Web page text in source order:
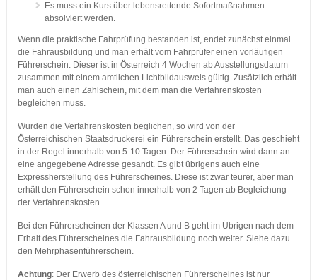
Es muss ein Kurs über lebensrettende Sofortmaßnahmen
absolviert werden.
Wenn die praktische Fahrprüfung bestanden ist, endet zunächst einmal
die Fahrausbildung und man erhält vom Fahrprüfer einen vorläufigen
Führerschein. Dieser ist in Österreich 4 Wochen ab Ausstellungsdatum
zusammen mit einem amtlichen Lichtbildausweis gültig. Zusätzlich erhält
man auch einen Zahlschein, mit dem man die Verfahrenskosten
begleichen muss.
Wurden die Verfahrenskosten beglichen, so wird von der
Österreichischen Staatsdruckerei ein Führerschein erstellt. Das geschieht
in der Regel innerhalb von 5-10 Tagen. Der Führerschein wird dann an
eine angegebene Adresse gesandt. Es gibt übrigens auch eine
Expressherstellung des Führerscheines. Diese ist zwar teurer, aber man
erhält den Führerschein schon innerhalb von 2 Tagen ab Begleichung
der Verfahrenskosten.
Bei den Führerscheinen der Klassen A und B geht im Übrigen nach dem
Erhalt des Führerscheines die Fahrausbildung noch weiter. Siehe dazu
den Mehrphasenführerschein.
Achtung: Der Erwerb des österreichischen Führerscheines ist nur